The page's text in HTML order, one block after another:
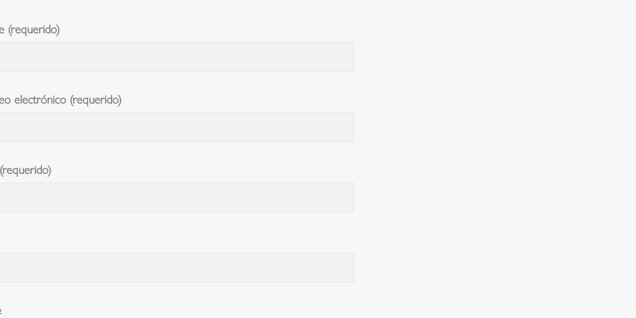
(requerido)
electrónico (requerido)